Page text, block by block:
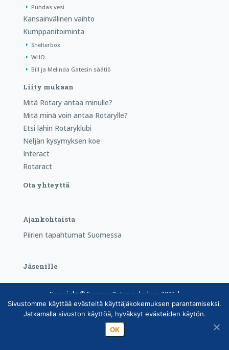
Puhdas vesi
Kansainvälinen vaihto
Kumppanitoiminta
Shelterbox
WHO
Bill ja Melinda Gatesin säätiö
Liity mukaan
Mitä Rotary antaa minulle?
Mitä minä voin antaa Rotarylle?
Etsi lähin Rotaryklubi
Neljän kysymyksen koe
Interact
Rotaract
Ota yhteyttä
Ajankohtaista
Piirien tapahtumat Suomessa
Jäsenille
Copyright © Suomen Rotarypalvelu ry 2026 |
Jäsentietojärjestelmän tietosuojaseloste|Henkilötietojen
käsittely Rotarytoiminnassa
Sivustomme käyttää evästeitä käyttäjäkokemuksen parantamiseksi.
Jatkamalla sivuston käyttöä, hyväksyt evästeiden käytön.
OK